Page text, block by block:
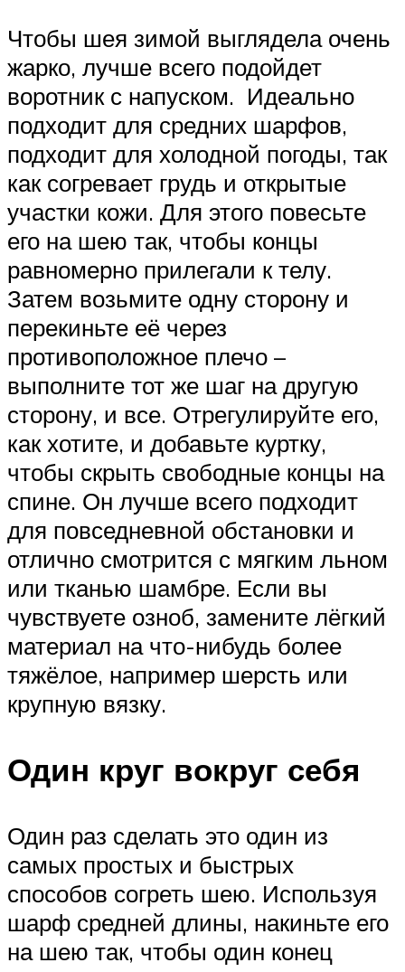
Чтобы шея зимой выглядела очень
жарко, лучше всего подойдет
воротник с напуском. Идеально
подходит для средних шарфов,
подходит для холодной погоды, так
как согревает грудь и открытые
участки кожи. Для этого повесьте
его на шею так, чтобы концы
равномерно прилегали к телу.
Затем возьмите одну сторону и
перекиньте её через
противоположное плечо –
выполните тот же шаг на другую
сторону, и все. Отрегулируйте его,
как хотите, и добавьте куртку,
чтобы скрыть свободные концы на
спине. Он лучше всего подходит
для повседневной обстановки и
отлично смотрится с мягким льном
или тканью шамбре. Если вы
чувствуете озноб, замените лёгкий
материал на что-нибудь более
тяжёлое, например шерсть или
крупную вязку.
Один круг вокруг себя
Один раз сделать это один из
самых простых и быстрых
способов согреть шею. Используя
шарф средней длины, накиньте его
на шею так, чтобы один конец